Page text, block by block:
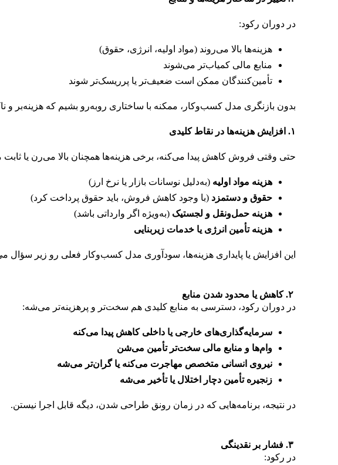
در دوران رکود:
هزینه‌ها بالا می‌روند (مواد اولیه، انرژی، حقوق)
منابع مالی کمیاب‌تر می‌شوند
تأمین‌کنندگان ممکن است ضعیف‌تر یا پرریسک‌تر شوند
بدون بازنگری مدل کسب‌وکار، ممکنه با ساختاری روبه‌رو بشیم که هزینه‌بر و
۱. افزایش هزینه‌ها در نقاط کلیدی
حتی وقتی فروش کاهش پیدا می‌کنه، برخی هزینه‌ها همچنان بالا می‌رن یا
هزینه مواد اولیه (به‌دلیل نوسانات بازار یا نرخ ارز)
حقوق و دستمزد (با وجود کاهش فروش، باید حقوق پرداخت کرد)
هزینه حمل‌ونقل و لجستیک (به‌ویژه اگر وارداتی باشد)
هزینه تأمین انرژی یا خدمات زیربنایی
این افزایش یا پایداری هزینه‌ها، سودآوری مدل کسب‌وکار فعلی رو زیر سؤال
۲.کاهش یا محدود شدن منابع
در دوران رکود، دسترسی به منابع کلیدی هم سخت‌تر و پرهزینه‌تر می‌شه:
سرمایه‌گذاری‌های خارجی یا داخلی کاهش پیدا می‌کنه
وام‌ها و منابع مالی سخت‌تر تأمین می‌شن
نیروی انسانی متخصص مهاجرت می‌کنه یا گران‌تر می‌شه
زنجیره تأمین دچار اختلال یا تأخیر می‌شه
در نتیجه، برنامه‌هایی که در زمان رونق طراحی شدن، دیگه قابل اجرا نیستن.
۳. فشار بر نقدینگی
در رکود: